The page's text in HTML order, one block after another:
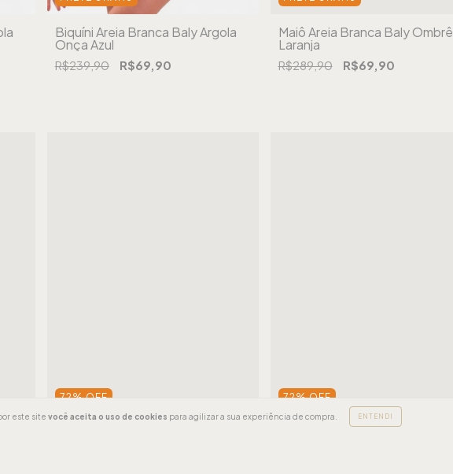
este site você aceita o uso de cookies para agilizar a sua experiência de compra. ENTENDI
Biquíni Areia Branca Baly Argola
Onça Azul
R$239,90 R$69,90
Maiô Areia Branca Baly Ombrê
Laranja
R$289,90 R$69,90
72%OFF
FRETE GRÁTIS
72%OFF
FRETE GRÁTIS